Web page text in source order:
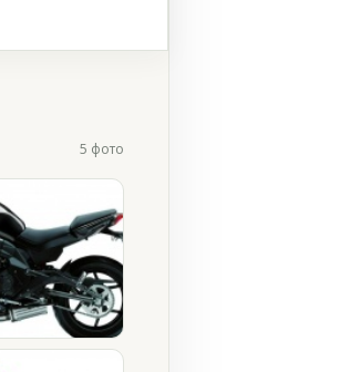
5 фото